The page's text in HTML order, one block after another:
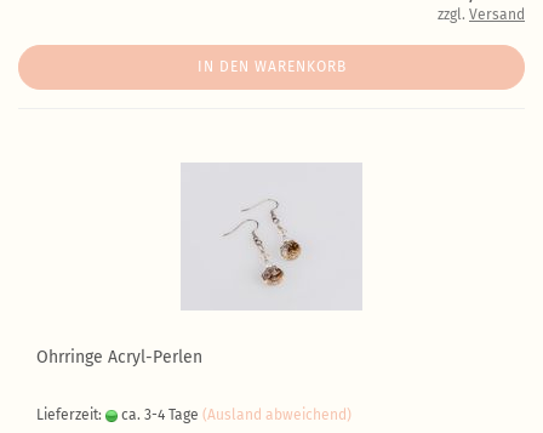
zzgl. Versand
IN DEN WARENKORB
Ohrringe Acryl-Perlen
Lieferzeit: ca. 3-4 Tage (Ausland abweichend)